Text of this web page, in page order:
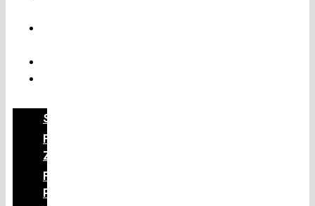
STARTSEITE
FÜR
ZAHNARZTPRAXEN
FÜR
PATIENTEN